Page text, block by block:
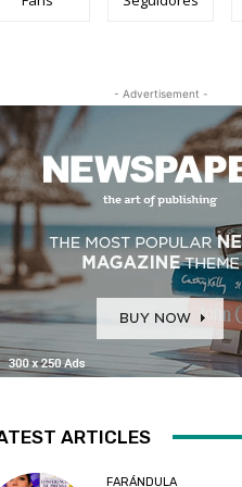
- Advertisement -
ARTICLES
FARÁNDULA